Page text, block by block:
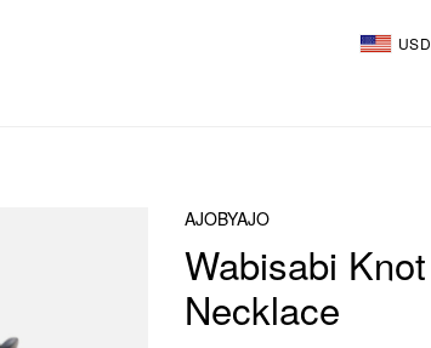
USD
AJOBYAJO
Wabisabi
Necklace